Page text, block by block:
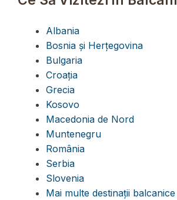
Albania
Bosnia și Herțegovina
Bulgaria
Croaţia
Grecia
Kosovo
Macedonia de Nord
Muntenegru
România
Serbia
Slovenia
Mai multe destinații balcanice